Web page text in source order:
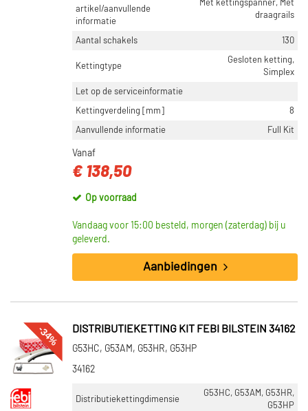
artikel/aanvullende
informatie
Met kettingspanner, Met
draagrails
Aantal schakels 130
Kettingtype
Gesloten ketting,
Simplex
Let op de serviceinformatie
Kettingverdeling [mm]
8
Aanvullende informatie
Full Kit
Vanaf
€ 138,50
Op voorraad
Vandaag voor 15:00 besteld, morgen (zaterdag) bij u
geleverd.
Aanbiedingen
-34% DISTRIBUTIEKETTING KIT FEBI BILSTEIN 34162
G53HC, G53AM, G53HR, G53HP
34162
Distributiekettingdimensie
G53HC, G53AM, G53HR,
G53HP